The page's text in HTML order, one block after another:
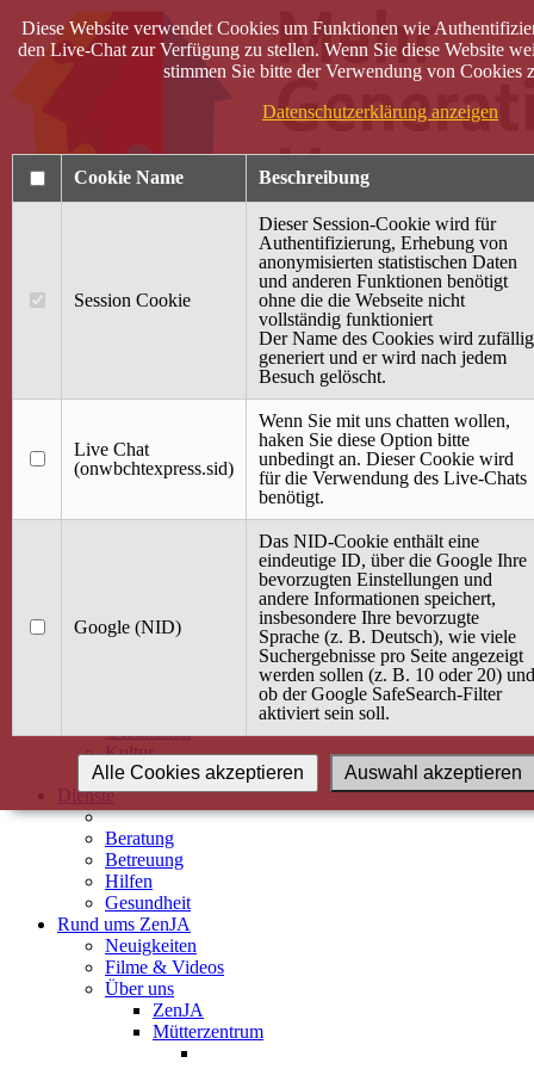
40 Jahre Mütterzentrum
Terminkalender
Gemeinsam aktiv
Gemeinsam unterwegs
wirFAIRändern
Angebot / Kurs suchen
Babybauch & Elternschaft
Gesundheit
Kultur
Alle Kurse
Dienste
Beratung
Betreuung
Hilfen
Gesundheit
Rund ums ZenJA
Neuigkeiten
Filme & Videos
Über uns
ZenJA
Mütterzentrum
Diese Website verwendet Cookies um Funktionen wie
den Live-Chat zur Verfügung zu stellen. Wenn Sie diese Website
stimmen Sie bitte der Verwendung von Cookies
Datenschutzerklärung anzeigen
Cookie Name Beschreibung
Session Cookie
Dieser Session-Cookie wird für
Authentifizierung, Erhebung von
anonymisierten statistischen Daten
und anderen Funktionen benötigt
ohne die die Webseite nicht
vollständig funktioniert
Der Name des Cookies wird zufällig
generiert und er wird nach jedem
Besuch gelöscht.
Live Chat
(onwbchtexpress.sid)
Wenn Sie mit uns chatten wollen,
haken Sie diese Option bitte
unbedingt an. Dieser Cookie wird
für die Verwendung des Live-Chats
benötigt.
Google (NID)
Das NID-Cookie enthält eine
eindeutige ID, über die Google Ihre
bevorzugten Einstellungen und
andere Informationen speichert,
insbesondere Ihre bevorzugte
Sprache (z. B. Deutsch), wie viele
Suchergebnisse pro Seite angezeigt
werden sollen (z. B. 10 oder 20) und
ob der Google SafeSearch-Filter
aktiviert sein soll.
Auswahl akzeptieren
Alle Cookies akzeptieren